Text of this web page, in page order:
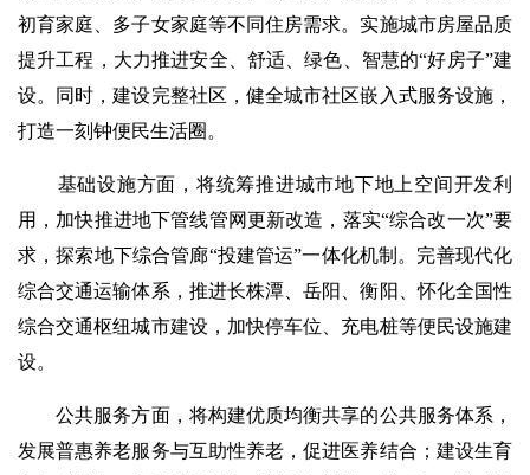
初育家庭、多子女家庭等不同住房需求。实施城市房屋品质
提升工程，大力推进安全、舒适、绿色、智慧的“好房子”建
设。同时，建设完整社区，健全城市社区嵌入式服务设施，
打造一刻钟便民生活圈。
基础设施方面，将统筹推进城市地下地上空间开发利
用，加快推进地下管线管网更新改造，落实“综合改一次”要
求，探索地下综合管廊“投建管运”一体化机制。完善现代化
综合交通运输体系，推进长株潭、岳阳、衡阳、怀化全国性
综合交通枢纽城市建设，加快停车位、充电桩等便民设施建
设。
公共服务方面，将构建优质均衡共享的公共服务体系，
发展普惠养老服务与互助性养老，促进医养结合；建设生育